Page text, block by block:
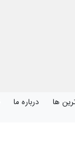
ها درباره ما